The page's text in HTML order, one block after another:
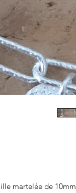
martelée de 10mm